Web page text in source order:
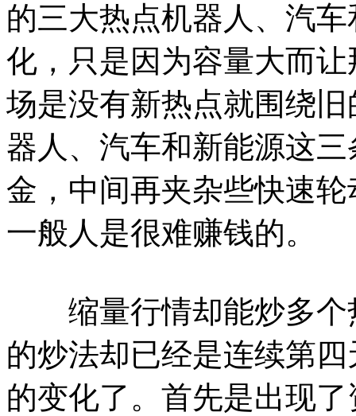
的三大热点机器人、汽
化，只是因为容量大而
场是没有新热点就围绕
器人、汽车和新能源这
金，中间再夹杂些快速
一般人是很难赚钱的。
缩量行情却能炒多个
的炒法却已经是连续第
的变化了。首先是出现